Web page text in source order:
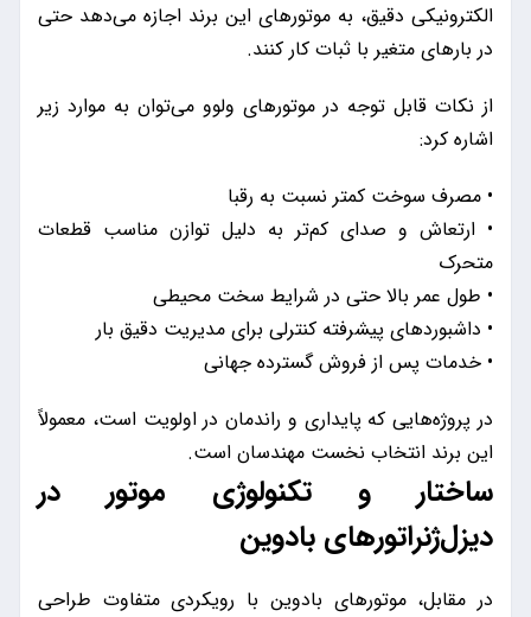
الکترونیکی دقیق، به موتورهای این برند اجازه می‌دهد حتی
در بارهای متغیر با ثبات کار کنند.
از نکات قابل توجه در موتورهای ولوو می‌توان به موارد زیر
اشاره کرد:
• مصرف سوخت کمتر نسبت به رقبا
• ارتعاش و صدای کم‌تر به دلیل توازن مناسب قطعات
متحرک
• طول عمر بالا حتی در شرایط سخت محیطی
• داشبوردهای پیشرفته کنترلی برای مدیریت دقیق بار
• خدمات پس از فروش گسترده جهانی
در پروژه‌هایی که پایداری و راندمان در اولویت است، معمولاً
این برند انتخاب نخست مهندسان است.
ساختار و تکنولوژی موتور در
دیزل‌ژنراتورهای بادوین
در مقابل، موتورهای بادوین با رویکردی متفاوت طراحی